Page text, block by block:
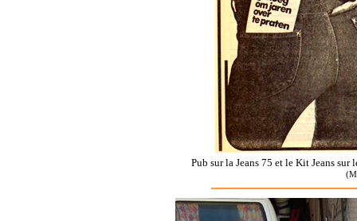
Pub sur la Jeans 75 et le Kit Jeans